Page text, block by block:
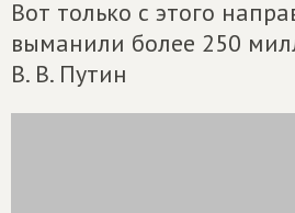
Вот только с этого
выманили более 250
В. В. Путин